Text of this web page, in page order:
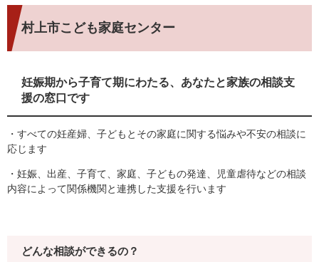
村上市こども家庭センター
妊娠期から子育て期にわたる、あなたと家族の相談支
援の窓口です
・すべての妊産婦、子どもとその家庭に関する悩みや不安の相談に
応じます
・妊娠、出産、子育て、家庭、子どもの発達、児童虐待などの相談
内容によって関係機関と連携した支援を行います
どんな相談ができるの？